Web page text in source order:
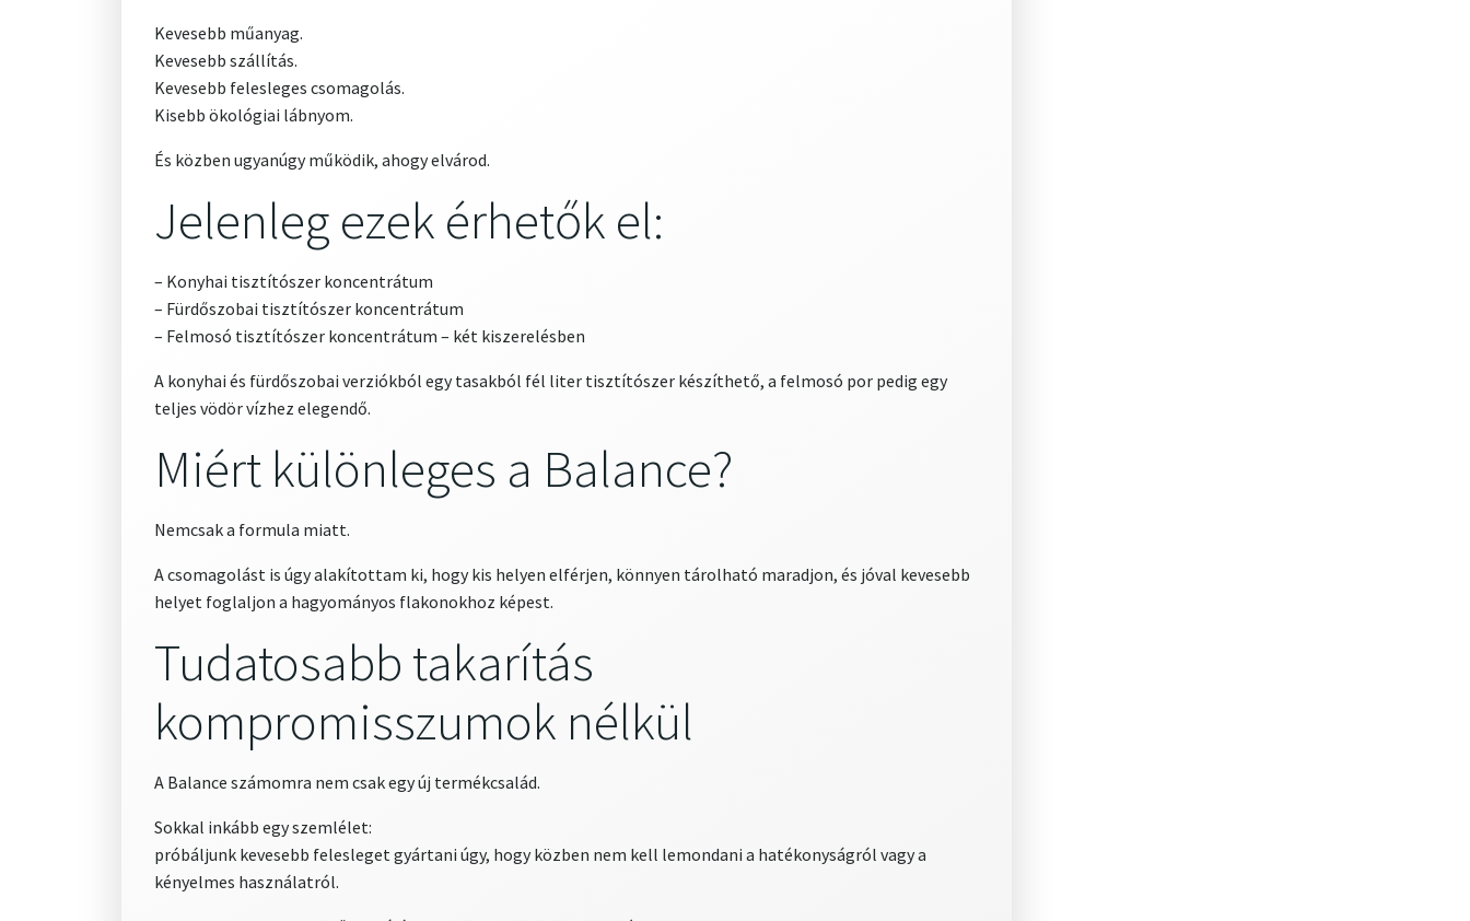
Kevesebb műanyag.
Kevesebb szállítás.
Kevesebb felesleges csomagolás.
Kisebb ökológiai lábnyom.
És közben ugyanúgy működik, ahogy elvárod.
Jelenleg ezek érhetők el:
– Konyhai tisztítószer koncentrátum
– Fürdőszobai tisztítószer koncentrátum
– Felmosó tisztítószer koncentrátum – két kiszerelésben
A konyhai és fürdőszobai verziókból egy tasakból fél liter tisztítószer készíthető, a felmosó por pedig egy
teljes vödör vízhez elegendő.
Miért különleges a Balance?
Nemcsak a formula miatt.
A csomagolást is úgy alakítottam ki, hogy kis helyen elférjen, könnyen tárolható maradjon, és jóval kevesebb
helyet foglaljon a hagyományos flakonokhoz képest.
Tudatosabb takarítás
kompromisszumok nélkül
A Balance számomra nem csak egy új termékcsalád.
Sokkal inkább egy szemlélet:
próbáljunk kevesebb felesleget gyártani úgy, hogy közben nem kell lemondani a hatékonyságról vagy a
kényelmes használatról.